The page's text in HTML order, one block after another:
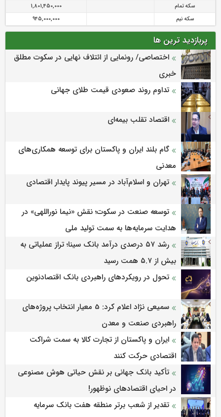
سکه تمام
1,801,450,000
سکه نیم
945,000,000
پربازدید ترین ها
اختصاصی/ رونمایی از ائتلاف‌ نهایی در سکوت مطلق
خبری
تداوم روند صعودی قیمت طلای جهانی
اقتصاد تقلب بیمه‌ای
گام بلند ایران و پاکستان برای توسعه همکاری‌های
معدنی
تهران و اسلام‌آباد در مسیر پیوند پایدار اقتصادی
توسعه صنعت در سکوت؛ نقش «نیما نوراللهی» در
هدایت سرمایه‌ها به سمت تولید ملی
رشد ۵۷ درصدی درآمد بانک سینا؛ تراز عملیاتی به
بیش از ۵.۷ همت رسید
تحول در رویکردهای راهبردی بانک اقتصادنوین
سمیعی‌ نژاد اعلام کرد: 5 معیار انتخاب پروژه‌های
راهبردی صنعت و معدن
ایران و پاکستان از تجارت کالا به سمت شراکت
اقتصادی حرکت کنند
تأکید بانک جهانی بر نقش حیاتی هوش مصنوعی
در احیای اقتصادهای نوظهور!
تقدیر از شعب برتر منطقه هفت بانک سرمایه